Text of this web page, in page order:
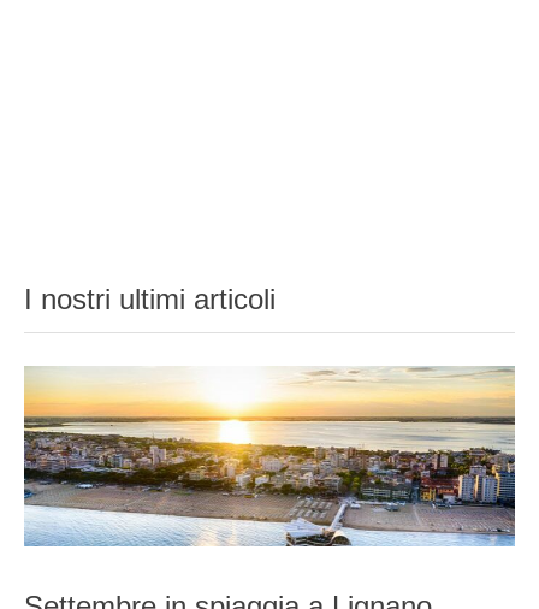
I nostri ultimi articoli